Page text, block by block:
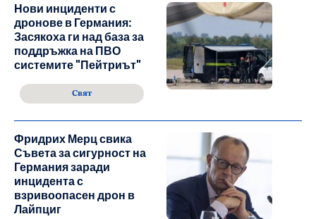
Нови инциденти с
дронове в Германия:
Засякоха ги над база за
поддръжка на ПВО
системите "Пейтриът"
Свят
Фридрих Мерц свика
Съвета за сигурност на
Германия заради
инцидента с
взривоопасен дрон в
Лайпциг